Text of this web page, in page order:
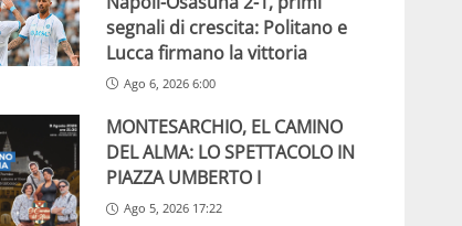
segnali di crescita: Politano e
Lucca firmano la vittoria
Ago 6, 2026 6:00
MONTESARCHIO, EL CAMINO
DEL ALMA: LO SPETTACOLO IN
PIAZZA UMBERTO I
Ago 5, 2026 17:22